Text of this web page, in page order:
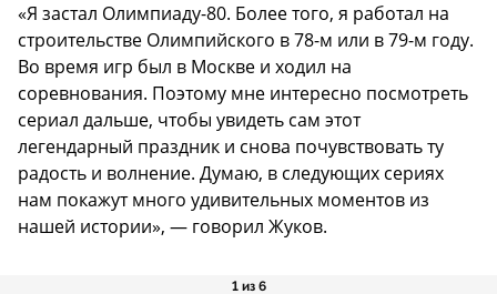
«Я застал Олимпиаду-80. Более того, я работал на
строительстве Олимпийского в 78-м или в 79-м году.
Во время игр был в Москве и ходил на
соревнования. Поэтому мне интересно посмотреть
сериал дальше, чтобы увидеть сам этот
легендарный праздник и снова почувствовать ту
радость и волнение. Думаю, в следующих сериях
нам покажут много удивительных моментов из
нашей истории», — говорил Жуков.
1 из 6